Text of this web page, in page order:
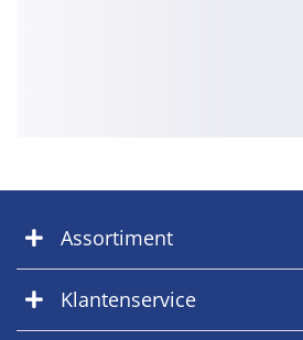
Assortiment
Klantenservice